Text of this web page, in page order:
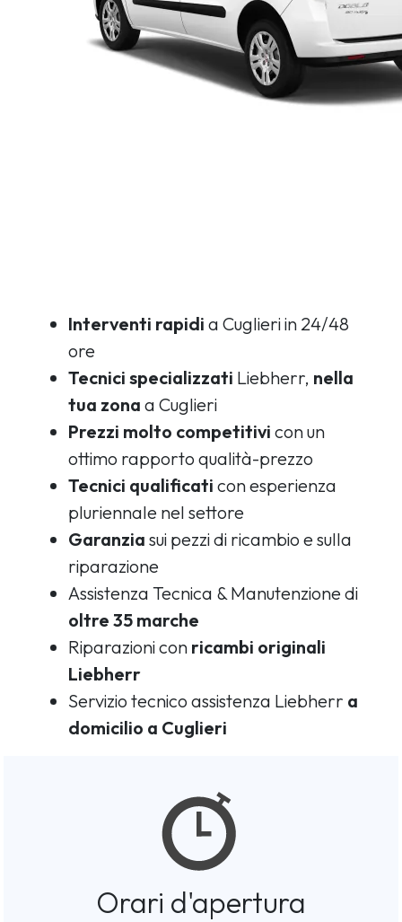
Interventi rapidi a Cuglieri in 24/48
ore
Tecnici specializzati Liebherr, nella
tua zona a Cuglieri
Prezzi molto competitivi con un
ottimo rapporto qualità-prezzo
Tecnici qualificati con esperienza
pluriennale nel settore
Garanzia sui pezzi di ricambio e sulla
riparazione
Assistenza Tecnica & Manutenzione di
oltre 35 marche
Riparazioni con ricambi originali
Liebherr
Servizio tecnico assistenza Liebherr a
domicilio a Cuglieri
Orari d'apertura